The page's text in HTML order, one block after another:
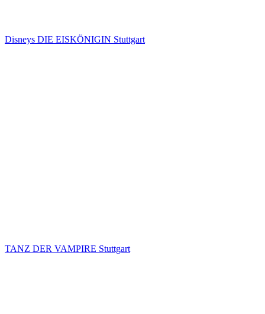
Disneys DIE EISKÖNIGIN Stuttgart
TANZ DER VAMPIRE Stuttgart